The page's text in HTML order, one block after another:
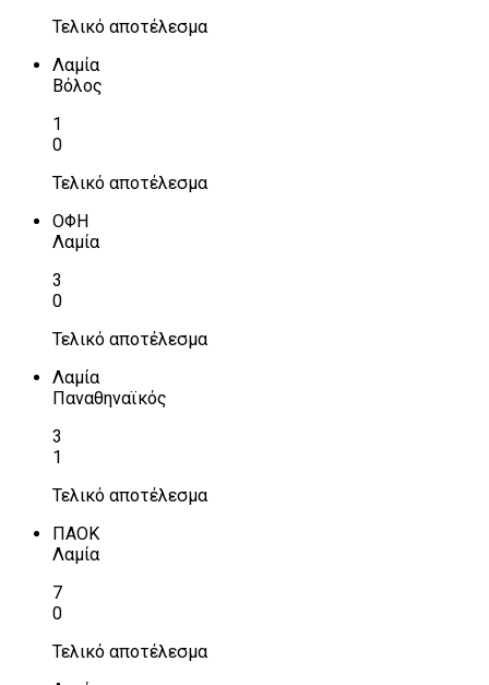
Τελικό αποτέλεσμα
Λαμία
Βόλος
1
0
Τελικό αποτέλεσμα
ΟΦΗ
Λαμία
3
0
Τελικό αποτέλεσμα
Λαμία
Παναθηναϊκός
3
1
Τελικό αποτέλεσμα
ΠΑΟΚ
Λαμία
7
0
Τελικό αποτέλεσμα